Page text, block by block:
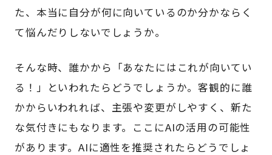
た、本当に自分が何に向いているのか分かならく
て悩んだりしないでしょうか。
そんな時、誰かから「あなたにはこれが向いてい
る！」といわれたらどうでしょうか。客観的に誰
かからいわれれば、主張や変更がしやすく、新た
な気付きにもなります。ここにAIの活用の可能性
があります。AIに適性を推奨されたらどうでしょ